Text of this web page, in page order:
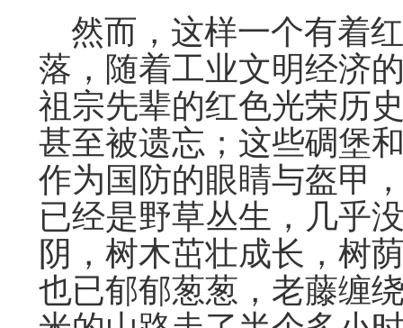
然而，这样一个有着
落，随着工业文明经济
祖宗先辈的红色光荣历
甚至被遗忘；这些碉堡
作为国防的眼睛与盔甲
已经是野草丛生，几乎
阴，树木茁壮成长，树
也已郁郁葱葱，老藤缠